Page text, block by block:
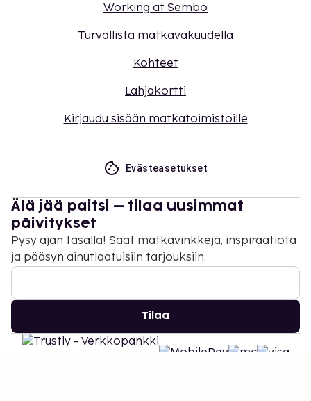
Working at Sembo
Turvallista matkavakuudella
Kohteet
Lahjakortti
Kirjaudu sisään matkatoimistoille
Evästeasetukset
Älä jää paitsi – tilaa uusimmat
päivitykset
Pysy ajan tasalla! Saat matkavinkkejä, inspiraatiota
ja pääsyn ainutlaatuisiin tarjouksiin.
Tilaa